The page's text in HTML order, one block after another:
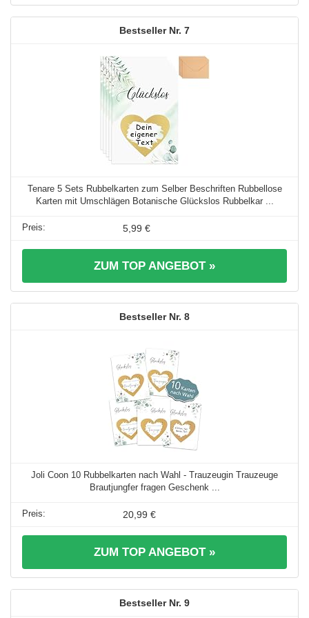
7
Tenare 5 Sets Rubbelkarten zum Selber Beschriften Rubbellose
Karten mit Umschlägen Botanische Glückslos Rubbelkar ...
5,99 €
ZUM TOP ANGEBOT »
8
Joli Coon 10 Rubbelkarten nach Wahl - Trauzeugin Trauzeuge
Brautjungfer fragen Geschenk ...
20,99 €
ZUM TOP ANGEBOT »
9